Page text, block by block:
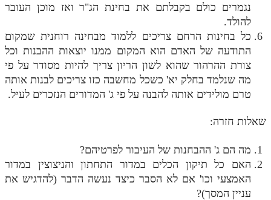
נגמרים כולם בקבלתם את בחינת הג"ר ואז מוכן העובר
להולד.
כל בחינות הרחם צריכים ללמוד מבחינה רוחנית שמקום
התודעה של האדם הוא המקום ממנו יוצאות ההבנות וכל
צורת ההרהור שהוא לשון הריון צריך להיות מסודר על פי
מה שנלמד בחלק יא' כשכל מחשבה כזו צריכים לבנות אותה
טרם מולידים אותה להבנה על פי ג' המדורים הנזכרים לעיל.
שאלות חזרה:
מה הם ג' ההבחנות של העיבור לפרטיהם?
האם כל תיקון הכלים במדור התחתון והניצוצין במדור
האמצעי וכו' אם לא הסבר כיצד נעשה הדבר (להדגיש את
עניין המסך)?